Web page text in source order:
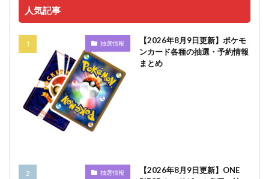
人気記事
抽選情報
【2026年8月9日更新】ポケモ
ンカード各種の抽選・予約情報
まとめ
抽選情報
【2026年8月9日更新】ONE